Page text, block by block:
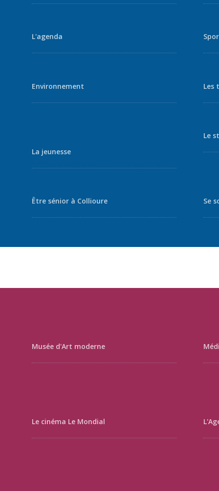
L'agenda
Environnement
La jeunesse
Être sénior à Collioure
Les
Le
Se
Musée d'Art moderne
Le cinéma Le Mondial